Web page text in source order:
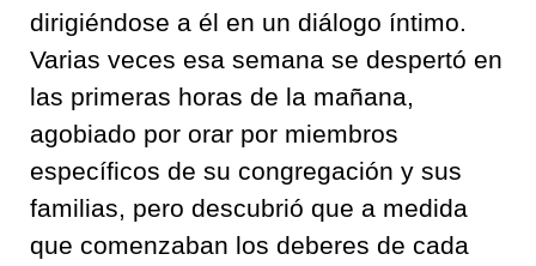
dirigiéndose a él en un diálogo íntimo.
Varias veces esa semana se despertó en
las primeras horas de la mañana,
agobiado por orar por miembros
específicos de su congregación y sus
familias, pero descubrió que a medida
que comenzaban los deberes de cada